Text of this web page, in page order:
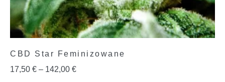
CBD Star Feminizowane
17,50 € – 142,00 €